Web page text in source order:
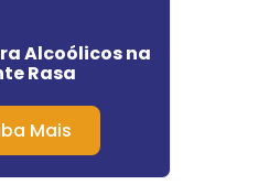
Alcoólicos na
Rasa
Mais